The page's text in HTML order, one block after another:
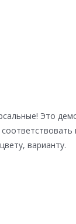
Это
цвету, варианту.